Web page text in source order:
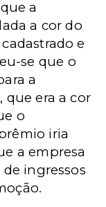
a
a cor do
e
se que o
a
que era a cor
o
iria
a empresa
ingressos